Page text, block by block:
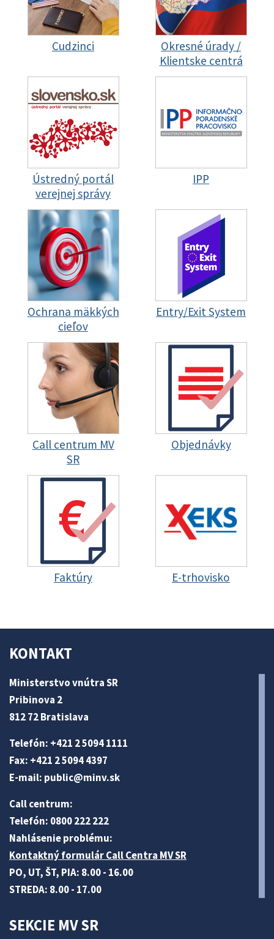
Cudzinci
Okresné úrady /
Klientske centrá
Ústredný portál
verejnej správy
IPP
Ochrana mäkkých
cieľov
Entry/Exit System
Call centrum MV
SR
Objednávky
Faktúry E-trhovisko
KONTAKT
Ministerstvo vnútra SR
Pribinova 2
812 72 Bratislava
Telefón: +421 2 5094 1111
Fax: +421 2 5094 4397
E-mail: public@minv.sk
Call centrum:
Telefón: 0800 222 222
Nahlásenie problému:
Kontaktný formulár Call Centra MV SR
PO, UT, ŠT, PIA: 8.00 - 16.00
STREDA: 8.00 - 17.00
SEKCIE MV SR